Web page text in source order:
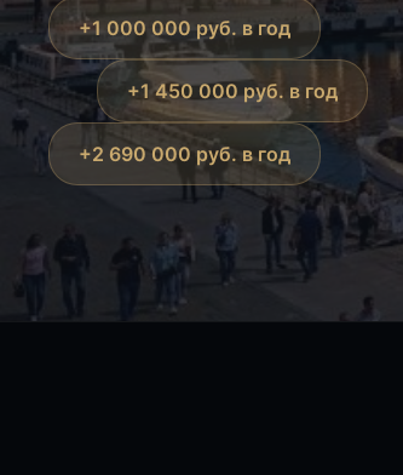
+1 000 000 руб. в год
+1 450 000 руб. в год
+2 690 000 руб. в год